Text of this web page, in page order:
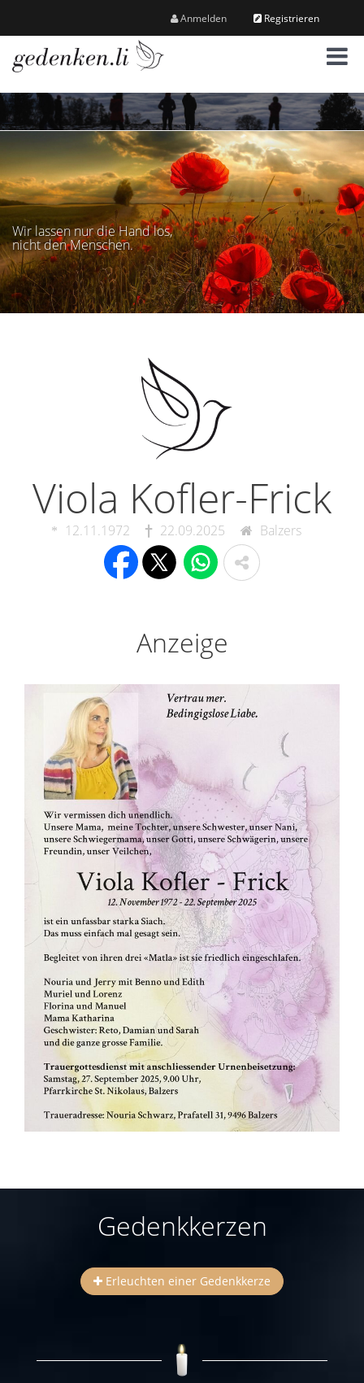
Anmelden Registrieren
M
e
n
ü
Wir lassen nur die Hand los,
nicht den Menschen.
Viola Kofler-Frick
12.11.1972 22.09.2025 Balzers
Anzeige
Gedenkkerzen
Erleuchten einer Gedenkkerze